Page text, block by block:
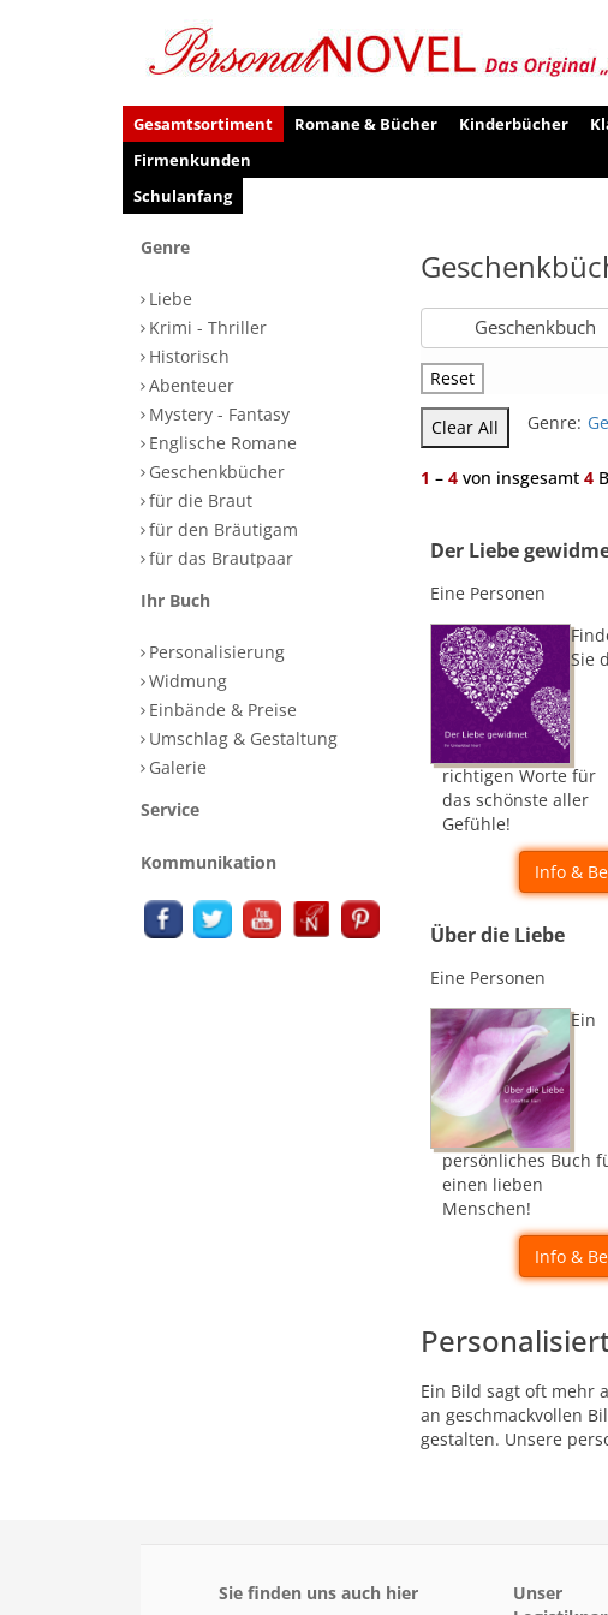
Gesamtsortiment Romane & Bücher Kinderbücher
Firmenkunden
Schulanfang
Genre
Liebe
Krimi - Thriller
Historisch
Abenteuer
Mystery - Fantasy
Englische Romane
Geschenkbücher
für die Braut
für den Bräutigam
für das Brautpaar
Ihr Buch
Personalisierung
Widmung
Einbände & Preise
Umschlag & Gestaltung
Galerie
Service
Kommunikation
Geschenkbuch
Reset
Clear All Genre:
1 – 4von insgesamt 4
Der Liebe
Eine Personen
Sie
richtigen Worte für
das schönste aller
Gefühle!
Info &
Über die Liebe
Eine Personen
Ein
persönliches Buch
einen lieben
Menschen!
Info &
Ein Bild sagt oft mehr
an geschmackvollen
gestalten. Unsere
Sie finden uns auch hier
Unser